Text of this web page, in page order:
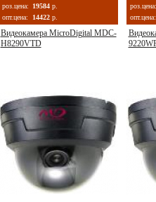
роз.цена: 19584 р.
опт.цена:
14422 р.
Видеокамера MicroDigital MDC-
H8290VTD
роз.цена:
опт.цена: